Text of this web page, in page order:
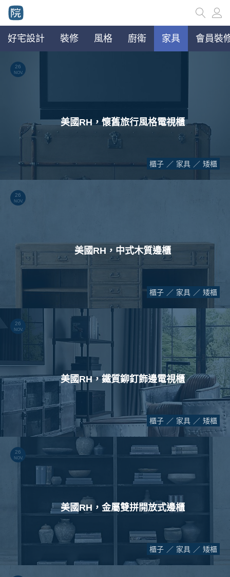
好宅設計 裝修 風格 廚衛 家具 會員裝
26
NOV.
美國RH，懷舊旅行風格電視櫃
櫃子 家具 矮櫃
26
NOV.
美國RH，中式木質邊櫃
櫃子 家具 矮櫃
26
NOV.
美國RH，鐵質鉚釘飾邊電視櫃
櫃子 家具 矮櫃
26
NOV.
美國RH，金屬雙拼開放式邊櫃
櫃子 家具 矮櫃